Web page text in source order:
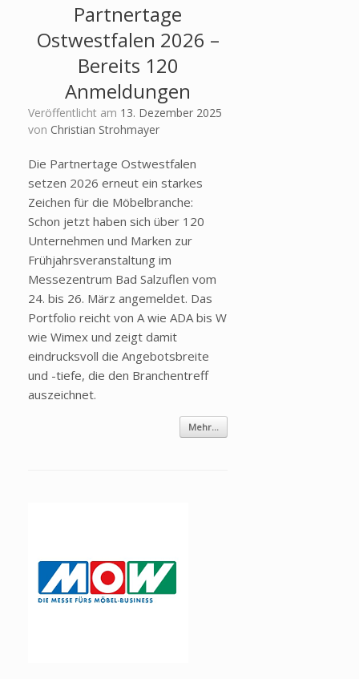
Partnertage
Ostwestfalen 2026 –
Bereits 120
Anmeldungen
Veröffentlicht am 13. Dezember 2025
von Christian Strohmayer
Die Partnertage Ostwestfalen
setzen 2026 erneut ein starkes
Zeichen für die Möbelbranche:
Schon jetzt haben sich über 120
Unternehmen und Marken zur
Frühjahrsveranstaltung im
Messezentrum Bad Salzuflen vom
24. bis 26. März angemeldet. Das
Portfolio reicht von A wie ADA bis W
wie Wimex und zeigt damit
eindrucksvoll die Angebotsbreite
und -tiefe, die den Branchentreff
auszeichnet.
Mehr...